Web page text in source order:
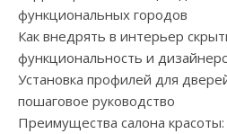
функциональных городов
Как внедрять в интерьер
функциональность и
Установка профилей для
пошаговое руководство
Преимущества салона